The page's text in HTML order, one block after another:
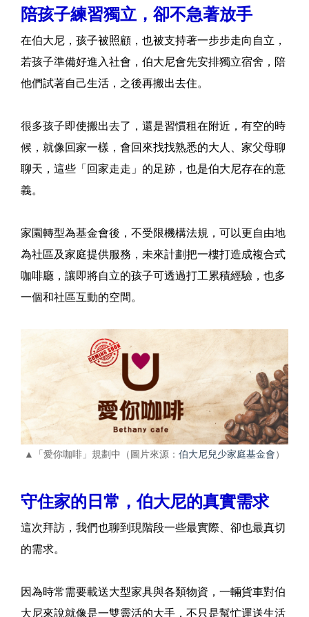
陪孩子練習獨立，卻不急著放手
在伯大尼，孩子被照顧，也被支持著一步步走向自立，
若孩子準備好進入社會，伯大尼會先安排獨立宿舍，陪
他們試著自己生活，之後再搬出去住。
很多孩子即使搬出去了，還是習慣租在附近，有空的時
候，就像回家一樣，會回來找找熟悉的大人、家父母聊
聊天，這些「回家走走」的足跡，也是伯大尼存在的意
義。
家園轉型為基金會後，不受限機構法規，可以更自由地
為社區及家庭提供服務，未來計劃把一樓打造成複合式
咖啡廳，讓即將自立的孩子可透過打工累積經驗，也多
一個和社區互動的空間。
▲「愛你咖啡」規劃中（圖片來源： 伯大尼兒少家庭基金會 ）
守住家的日常，伯大尼的真實需求
這次拜訪，我們也聊到現階段一些最實際、卻也最真切
的需求。
因為時常需要載送大型家具與各類物資，一輛貨車對伯
大尼來說就像是一雙靈活的大手，不只是幫忙運送生活